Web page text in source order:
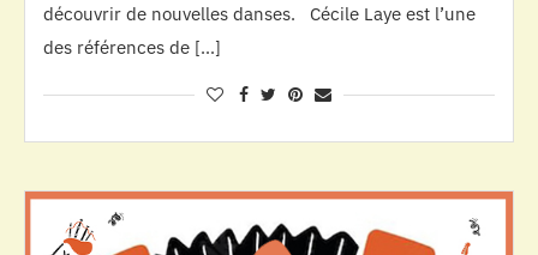
découvrir de nouvelles danses. Cécile Laye est l’une
des références de […]